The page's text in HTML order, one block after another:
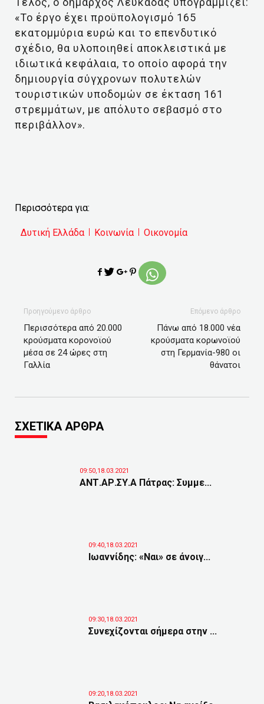
«Το έργο έχει προϋπολογισμό 165
εκατομμύρια ευρώ και το επενδυτικό
σχέδιο, θα υλοποιηθεί αποκλειστικά με
ιδιωτικά κεφάλαια, το οποίο αφορά την
δημιουργία σύγχρονων πολυτελών
τουριστικών υποδομών σε έκταση 161
στρεμμάτων, με απόλυτο σεβασμό στο
περιβάλλον».
Περισσότερα για:
Δυτική Ελλάδα Κοινωνία Οικονομία
Προηγούμενο άρθρο
Περισσότερα από 20.000
κρούσματα κορονοϊού
μέσα σε 24 ώρες στη
Γαλλία
Επόμενο άρθρο
Πάνω από 18.000 νέα
κρούσματα κορωνοϊού
στη Γερμανία-980 οι
θάνατοι
ΣΧΕΤΙΚΑ ΑΡΘΡΑ
09:50,18.03.2021
ΑΝΤ.ΑΡ.ΣΥ.Α Πάτρας: Συμμε...
09:40,18.03.2021
Ιωαννίδης: «Ναι» σε άνοιγ...
09:30,18.03.2021
Συνεχίζονται σήμερα στην ...
09:20,18.03.2021